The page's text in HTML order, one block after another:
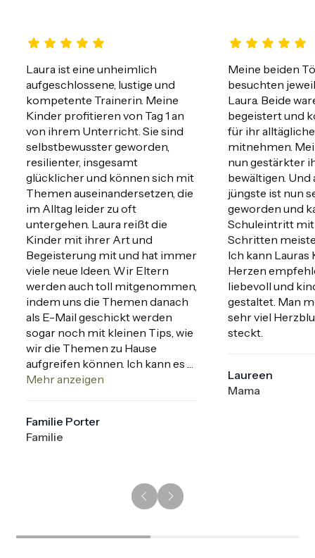
Laura ist eine unheimlich
aufgeschlossene, lustige und
kompetente Trainerin. Meine
Kinder profitieren von Tag 1 an
von ihrem Unterricht. Sie sind
selbstbewusster geworden,
resilienter, insgesamt
glücklicher und können sich mit
Themen auseinandersetzen, die
im Alltag leider zu oft
untergehen. Laura reißt die
Kinder mit ihrer Art und
Begeisterung mit und hat immer
viele neue Ideen. Wir Eltern
werden auch toll mitgenommen,
indem uns die Themen danach
als E-Mail geschickt werden
sogar noch mit kleinen Tips, wie
wir die Themen zu Hause
aufgreifen können. Ich kann es
jedem Kind und jeder Familie
Mehr anzeigen
Familie Porter
Familie
Meine beiden
besuchten
Laura. Beide
begeistert und
für ihr
mitnehmen.
nun gestärkter
bewältigen. Und
jüngste ist nun
geworden und
Schuleintritt
Schritten
Ich kann Lauras
Herzen
liebevoll und
gestaltet. Man
sehr viel
steckt.
Laureen
Mama